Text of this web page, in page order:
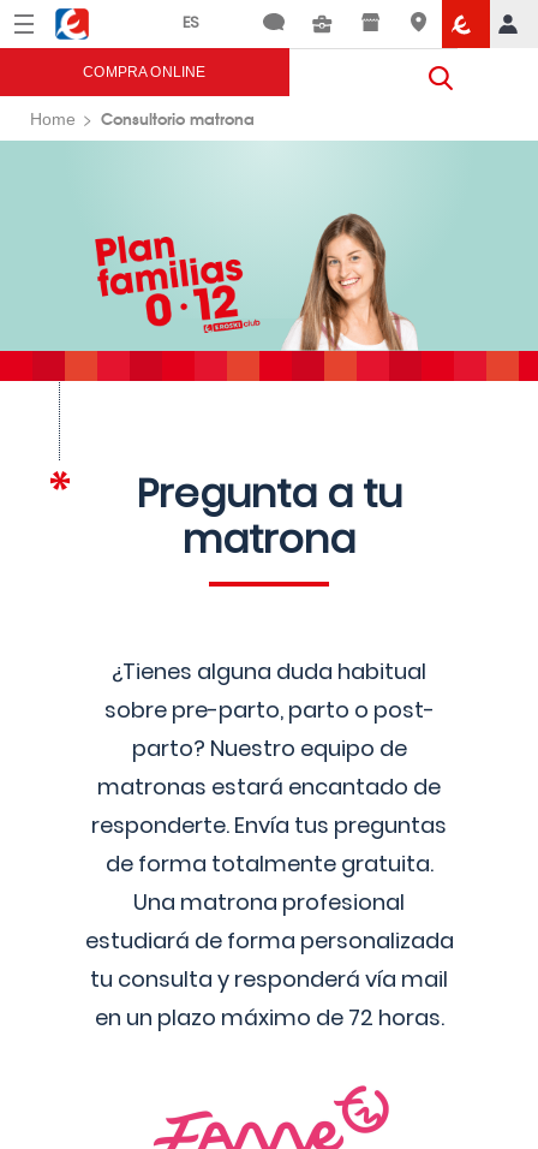
Menú Eroski
COMPRA ONLINE
Home Consultorio matrona
Pregunta a tu
matrona
¿Tienes alguna duda habitual
sobre pre-parto, parto o post-
parto? Nuestro equipo de
matronas estará encantado de
responderte. Envía tus preguntas
de forma totalmente gratuita.
Una matrona profesional
estudiará de forma personalizada
tu consulta y responderá vía mail
en un plazo máximo de 72 horas.